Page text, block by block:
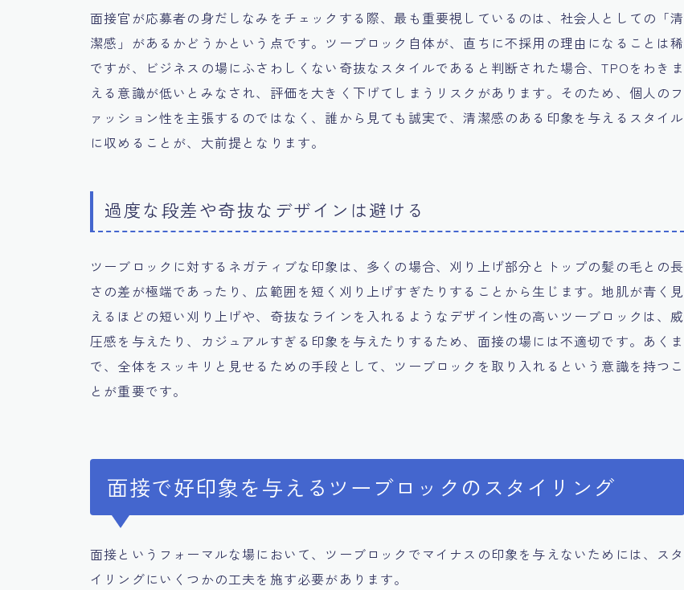
面接官が応募者の身だしなみをチェックする際、最も重要視しているのは、社会人としての「清
潔感」があるかどうかという点です。ツーブロック自体が、直ちに不採用の理由になることは稀
ですが、ビジネスの場にふさわしくない奇抜なスタイルであると判断された場合、TPOをわきま
える意識が低いとみなされ、評価を大きく下げてしまうリスクがあります。そのため、個人のフ
ァッション性を主張するのではなく、誰から見ても誠実で、清潔感のある印象を与えるスタイル
に収めることが、大前提となります。
過度な段差や奇抜なデザインは避ける
ツーブロックに対するネガティブな印象は、多くの場合、刈り上げ部分とトップの髪の毛との長
さの差が極端であったり、広範囲を短く刈り上げすぎたりすることから生じます。地肌が青く見
えるほどの短い刈り上げや、奇抜なラインを入れるようなデザイン性の高いツーブロックは、威
圧感を与えたり、カジュアルすぎる印象を与えたりするため、面接の場には不適切です。あくま
で、全体をスッキリと見せるための手段として、ツーブロックを取り入れるという意識を持つこ
とが重要です。
面接で好印象を与えるツーブロックのスタイリング
面接というフォーマルな場において、ツーブロックでマイナスの印象を与えないためには、スタ
イリングにいくつかの工夫を施す必要があります。